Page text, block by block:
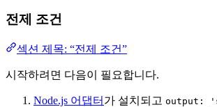
전제 조건
섹션 제목: “전제 조건”
시작하려면 다음이 필요합니다.
Node.js 어댑터 가 설치되고 output: